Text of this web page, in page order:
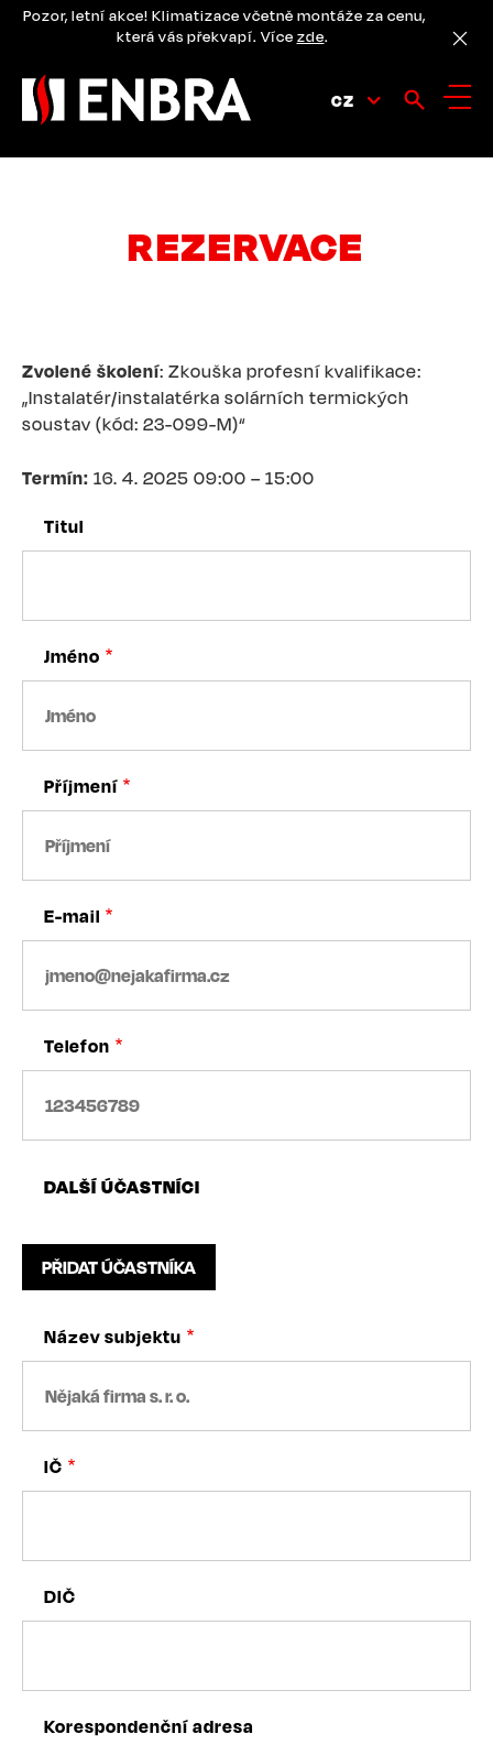
PřejítPozor, letní akce! Klimatizace včetně montáže za cenu,
která vás překvapí. Více zde.
CZ
REZERVACE
Zvolené školení: Zkouška profesní kvalifikace:
„Instalatér/instalatérka solárních termických
soustav (kód: 23-099-M)“
Termín: 16. 4. 2025 09:00 – 15:00
Titul
Jméno
Příjmení
E-mail
Telefon
DALŠÍ ÚČASTNÍCI
Název subjektu
IČ
DIČ
Korespondenční adresa